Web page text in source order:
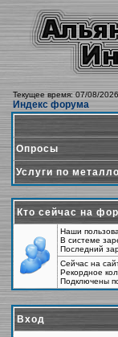
Текущее время: 07/08/
Индекс форума
Опросы
Услуги по
Кто сейчас на
Наши
В системе
Последний
Сейчас на
Рекордное
Подключены
Вход